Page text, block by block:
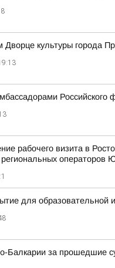
Дворце культуры города
рабочего визита в
операторов
для образовательной
Балкарии за прошедшие